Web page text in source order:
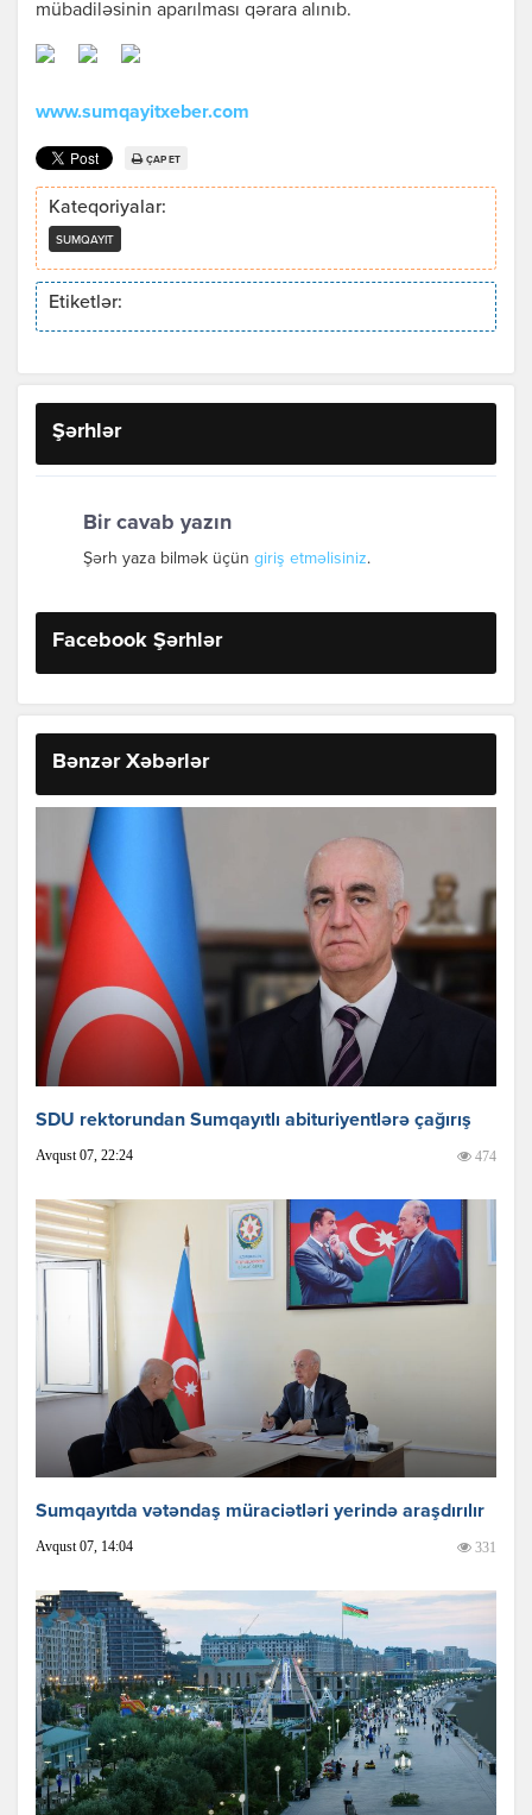
mübadiləsinin aparılması qərara alınıb.
www.sumqayitxeber.com
ÇAP ET
Kateqoriyalar:
SUMQAYIT
Etiketlər:
Şərhlər
Bir cavab yazın
Şərh yaza bilmək üçün giriş etməlisiniz.
Facebook Şərhlər
Bənzər Xəbərlər
SDU rektorundan Sumqayıtlı abituriyentlərə çağırış
Avqust 07, 22:24 474
Sumqayıtda vətəndaş müraciətləri yerində araşdırılır
Avqust 07, 14:04 331